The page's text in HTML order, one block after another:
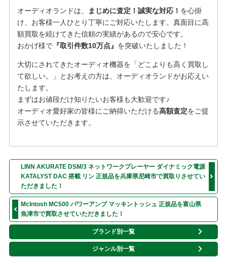
オーディオランドは、 まじめに査定！誠実な対応！ を⼼掛
け、お客様⼀⼈ひとり丁寧にご対応いたします。真面目に高
額買取を続けてきた信頼の実績があるので安心です。
おかげ様で『取引件数10万点』 を突破いたしました！
大切にされてきたオーディオ機器を「どこよりも高く買取し
て欲しい。」とお考えの方は、オーディオランドがお応えい
たします。
まずはお値段だけ知りたいお客様も大歓迎です♪
オーディオ愛好家の皆様にご納得いただける高額査定をご提
示させていただきます。
LINN AKURATE DSM/3 ネットワークプレーヤー ダイナミック電源
KATALYST DAC 搭載 リン 正規品を兵庫県尼崎市で買取りさせてい
ただきました！
McIntosh MC500 パワーアンプ マッキントッシュ 正規品を富山県
魚津市で買取させていただきました！
ブランド別一覧
ジャンル別一覧